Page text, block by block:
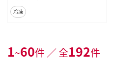
-2062---
冷凍
1~60件 ／ 全192件